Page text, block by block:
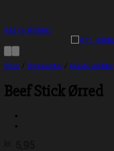
Add to Wishlist
Shop / Dyrecenter / Hunde artikler
Beef Stick Ørred